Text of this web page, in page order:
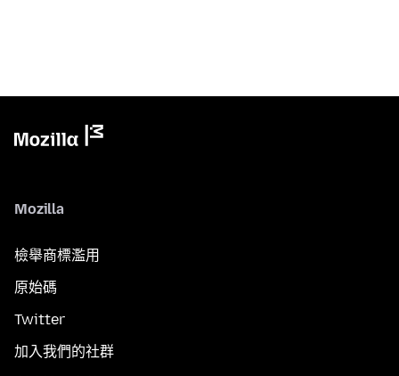
Mozilla
檢舉商標濫用
原始碼
Twitter
加入我們的社群